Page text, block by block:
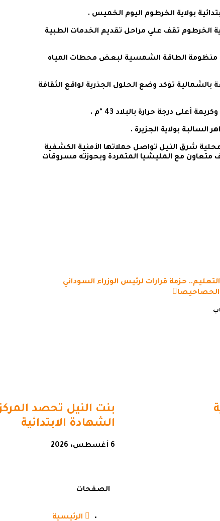
بولاية الخرطوم اليوم الخميس .
الخرطوم تقف علي مراحل تقديم الخدمات الطبية
منظومة الطاقة الشمسية لبعض محطات المياه
بالشمالية تؤكد وضع الحلول الجذرية لواقع الثقافة
أعلى درجة حرارة بالبلاد 43 °م .
السالبة بولاية الجزيرة .
شرق النيل تواصل حملاتها الأمنية الكشفية
متعاون مع المليشيا المتمردة وبحوزته مسروقات
حزمة قرارات لرئيس الوزراء السوداني
الحصاحيصا
بنت النيل تحصد
الشهادة الابتدائية
6 أغسطس، 2026
الصفحات
الرئيسية